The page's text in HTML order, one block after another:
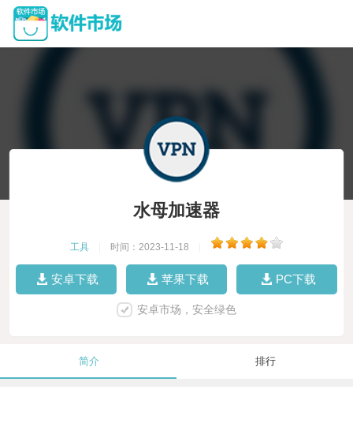
水母加速器
工具 时间：2023-11-18
安卓下载 苹果下载 PC下载
安卓市场，安全绿色
简介 排行